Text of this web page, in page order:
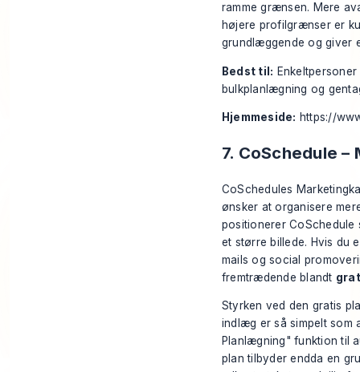
ramme grænsen. Mere
højere profilgrænser er
grundlæggende og giver
Bedst til:
bulkplanlægning og
Hjemmeside: https://
7. CoSchedule
CoSchedules
ønsker at organisere
positionerer CoSchedule
et større billede. Hvis du
mails og social
fremtrædende blandt
Styrken ved den gratis
indlæg er så simpelt som
Planlægning" funktion til
plan tilbyder endda en